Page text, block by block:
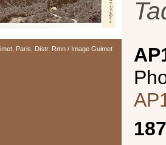
Paris, Distr. Rmn / Image Guimet